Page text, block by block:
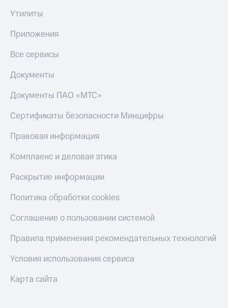
Утилиты
Приложения
Все сервисы
Документы
Документы ПАО «МТС»
Сертификаты безопасности Минцифры
Правовая информация
Комплаенс и деловая этика
Раскрытие информации
Политика обработки cookies
Соглашение о пользовании системой
Правила применения рекомендательных технологий
Условия использования сервиса
Карта сайта